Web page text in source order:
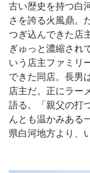
古い歴史を持つ白
さを誇る火風鼎。
つぎ込んできた店
ぎゅっと濃縮され
いう店主ファミリ
できた同店。長男
店主だ。正にラー
語る。「親父の打
んとも温かみある
県白河地方より、